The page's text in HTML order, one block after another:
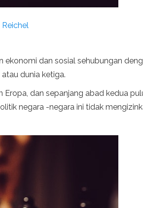
Reichel
dan sosial sehubungan
dunia ketiga.
dan sepanjang abad kedua
negara -negara ini tidak